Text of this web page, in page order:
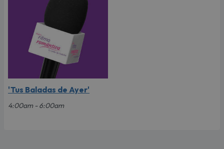
'Tus Baladas de Ayer'
4:00am - 6:00am